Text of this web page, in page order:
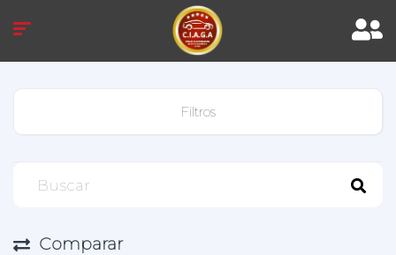
Filtros
Comparar